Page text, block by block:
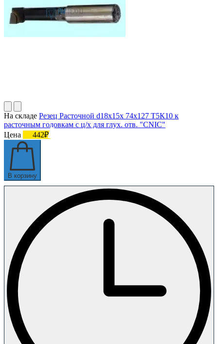
На складе Резец Расточной d18х15х 74х127 Т5К10 к
расточным головкам с ц/х для глух. отв. "CNIC"
Цена
442₽
В корзину